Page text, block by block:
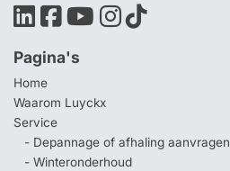
Pagina's
Home
Waarom Luyckx
Service
- Depannage of afhaling aanvragen
- Winteronderhoud